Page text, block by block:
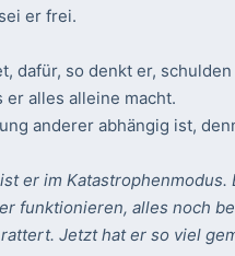
er frei.
dafür, so denkt er,
er alles alleine macht.
anderer abhängig ist,
er im Katastrophenmodus.
funktionieren, alles noch
Jetzt hat er so viel